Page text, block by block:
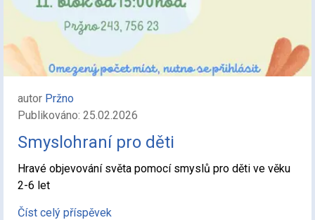
autor Pržno
Publikováno: 25.02.2026
Smyslohraní pro děti
Hravé objevování světa pomocí smyslů pro děti ve věku
2-6 let
Číst celý příspěvek